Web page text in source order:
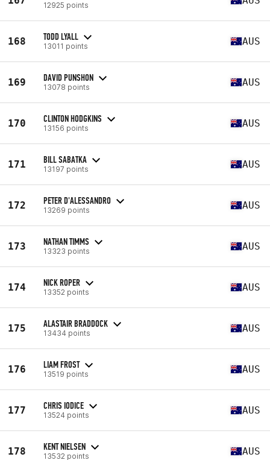
12925 points
168 TODD LYALL
13011 points AUS
169 DAVID PUNSHON
13078 points AUS
170 CLINTON HODGKINS
13156 points AUS
171 BILL SABATKA
13197 points AUS
172 PETER D'ALESSANDRO
13269 points AUS
173 NATHAN TIMMS
13323 points AUS
174 NICK ROPER
13352 points AUS
175 ALASTAIR BRADDOCK
13434 points AUS
176 LIAM FROST
13519 points AUS
177 CHRIS IODICE
13524 points AUS
178 KENT NIELSEN
13532 points AUS